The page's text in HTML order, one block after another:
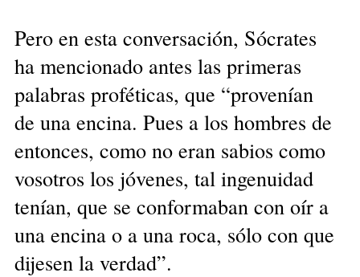
Pero en esta conversación, Sócrates
ha mencionado antes las primeras
palabras proféticas, que “provenían
de una encina. Pues a los hombres de
entonces, como no eran sabios como
vosotros los jóvenes, tal ingenuidad
tenían, que se conformaban con oír a
una encina o a una roca, sólo con que
dijesen la verdad”.